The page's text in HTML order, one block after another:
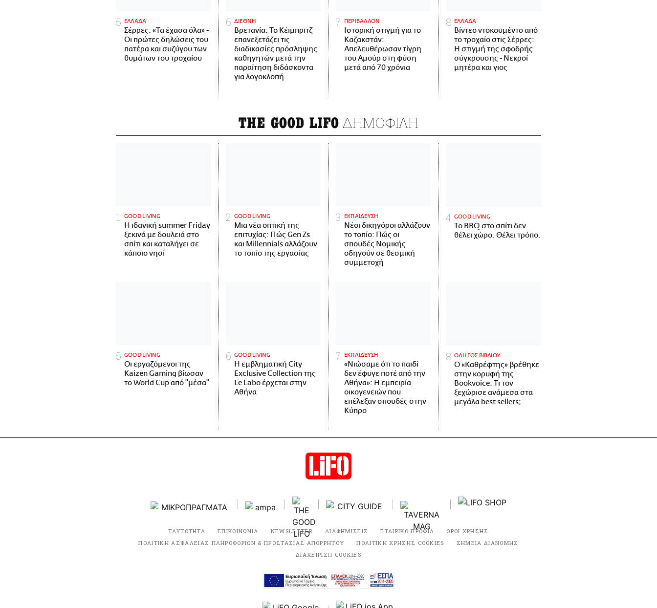
ΕΛΛΑΔΑ
Σέρρες: «Τα έχασα όλα» -
Οι πρώτες δηλώσεις του
πατέρα και συζύγου των
θυμάτων του τροχαίου
ΔΙΕΘΝΗ
Βρετανία: Το Κέιμπριτζ
επανεξετάζει τις
διαδικασίες πρόσληψης
καθηγητών μετά την
παραίτηση διδάσκοντα
για λογοκλοπή
ΠΕΡΙΒΑΛΛΟΝ
Ιστορική στιγμή για το
Καζακστάν:
Απελευθέρωσαν τίγρη
του Αμούρ στη φύση
μετά από 70 χρόνια
ΕΛΛΑΔΑ
Βίντεο ντοκουμέντο από
το τροχαίο στις Σέρρες:
Η στιγμή της σφοδρής
σύγκρουσης - Νεκροί
μητέρα και γιος
THE GOOD LIFO ΔΗΜΟΦΙΛΗ
GOOD LIVING
Η ιδανική summer Friday
ξεκινά με δουλειά στο
σπίτι και καταλήγει σε
κάποιο νησί
GOOD LIVING
Μια νέα οπτική της
επιτυχίας: Πώς Gen Zs
και Millennials αλλάζουν
το τοπίο της εργασίας
ΕΚΠΑΙΔΕΥΣΗ
Νέοι δικηγόροι αλλάζουν
το τοπίο: Πώς οι
σπουδές Νομικής
οδηγούν σε θεσμική
συμμετοχή
GOOD LIVING
Το BBQ στο σπίτι δεν
θέλει χώρο. Θέλει τρόπο.
GOOD LIVING
Οι εργαζόμενοι της
Kaizen Gaming βίωσαν
το World Cup από "μέσα"
GOOD LIVING
Η εμβληματική City
Exclusive Collection της
Le Labo έρχεται στην
Αθήνα
ΕΚΠΑΙΔΕΥΣΗ
«Νιώσαμε ότι το παιδί
δεν έφυγε ποτέ από την
Αθήνα»: Η εμπειρία
οικογενειών που
επέλεξαν σπουδές στην
Κύπρο
ΟΔΗΓΟΣ ΒΙΒΛΙΟΥ
Ο «Καθρέφτης» βρέθηκε
στην κορυφή της
Bookvoice. Τι τον
ξεχώρισε ανάμεσα στα
μεγάλα best sellers;
ΤΑΥΤΟΤΗΤΑ ΕΠΙΚΟΙΝΩΝΙΑ NEWSLETTER ΔΙΑΦΗΜΙΣΕΙΣ ΕΤΑΙΡΙΚΟ ΠΡΟΦΙΛ
ΟΡΟΙ ΧΡΗΣΗΣ
ΠΟΛΙΤΙΚΗ ΑΣΦΑΛΕΙΑΣ ΠΛΗΡΟΦΟΡΙΩΝ & ΠΡΟΣΤΑΣΙΑΣ ΑΠΟΡΡΗΤΟΥ
ΠΟΛΙΤΙΚΗ ΧΡΗΣΗΣ COOKIES
ΣΗΜΕΙΑ ΔΙΑΝΟΜΗΣ
ΔΙΑΧΕΙΡΙΣΗ COOKIES